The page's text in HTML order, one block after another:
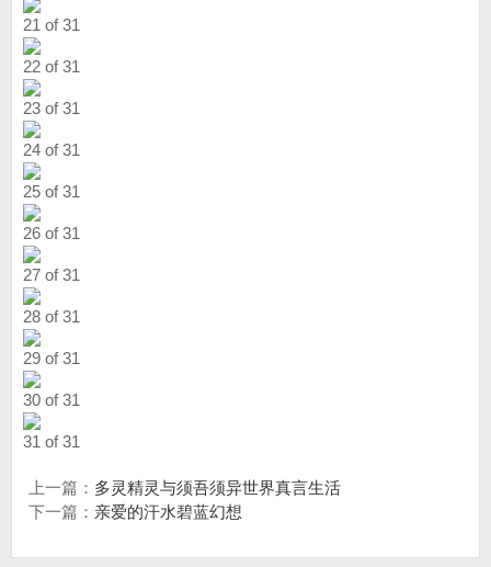
21 of 31
22 of 31
23 of 31
24 of 31
25 of 31
26 of 31
27 of 31
28 of 31
29 of 31
30 of 31
31 of 31
上一篇： 多灵精灵与须吾须异世界真言生活
下一篇： 亲爱的汗水碧蓝幻想